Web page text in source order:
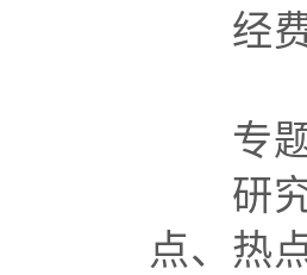
经费
专题
研究
点、热